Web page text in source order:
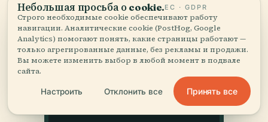
Небольшая просьба о cookie.ЕС · GDPR
Строго необходимые cookie обеспечивают работу
навигации. Аналитические cookie (PostHog, Google
Analytics) помогают понять, какие страницы работают —
только агрегированные данные, без рекламы и продажи.
Вы можете изменить выбор в любой момент в подвале
сайта.
Настроить Отклонить все Принять все